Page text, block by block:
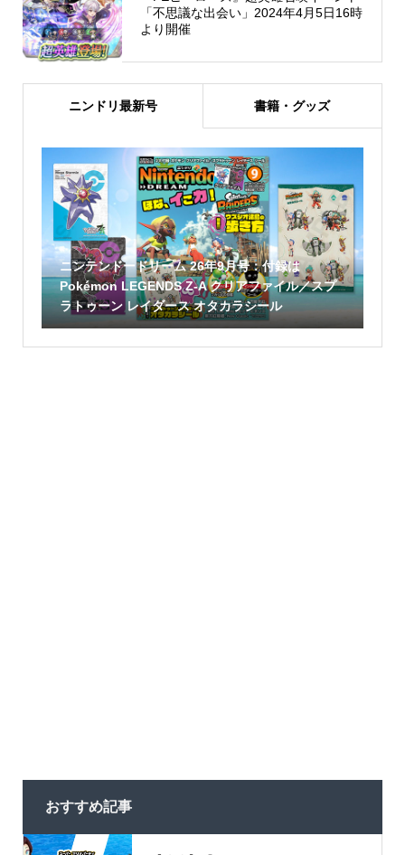
「不思議な出会い」2024年4月5日16時
より開催
ニンドリ最新号 書籍・グッズ
ニンテンドードリーム 26年9月号：付録は
Pokémon LEGENDS Z-A クリアファイル／スプ
ラトゥーン レイダース オタカラシール
おすすめ記事